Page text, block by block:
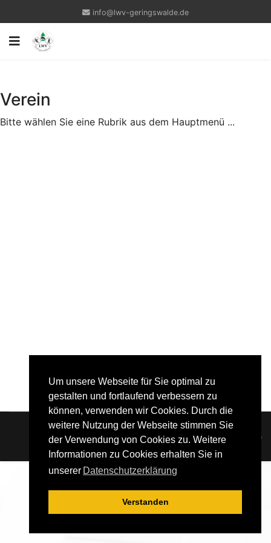
Um unsere Webseite für Sie optimal zu
gestalten und fortlaufend verbessern zu
können, verwenden wir Cookies. Durch die
weitere Nutzung der Webseite stimmen Sie
der Verwendung von Cookies zu. Weitere
Informationen zu Cookies erhalten Sie in
unserer Datenschutzerklärung
Verstanden
info@lwv-geringswalde.de
Verein
Bitte wählen Sie eine Rubrik aus dem Hauptmenü ...
© 2026 LWV Geringswalde